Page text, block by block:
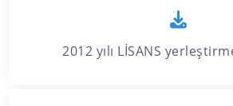
2012 yılı LİSANS